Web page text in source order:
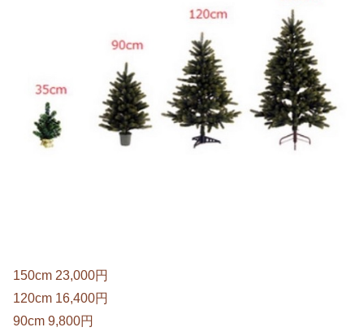
150cm 23,000円
120cm 16,400円
90cm 9,800円